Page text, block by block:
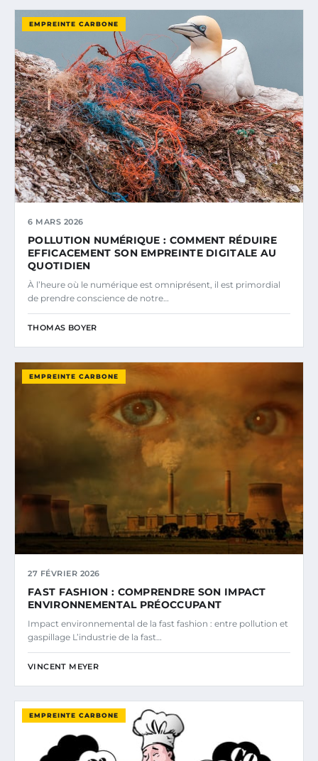
EMPREINTE CARBONE
6 MARS 2026
POLLUTION NUMÉRIQUE : COMMENT RÉDUIRE
EFFICACEMENT SON EMPREINTE DIGITALE AU
QUOTIDIEN
À l’heure où le numérique est omniprésent, il est primordial
de prendre conscience de notre…
THOMAS BOYER
EMPREINTE CARBONE
27 FÉVRIER 2026
FAST FASHION : COMPRENDRE SON IMPACT
ENVIRONNEMENTAL PRÉOCCUPANT
Impact environnemental de la fast fashion : entre pollution et
gaspillage L’industrie de la fast…
VINCENT MEYER
EMPREINTE CARBONE